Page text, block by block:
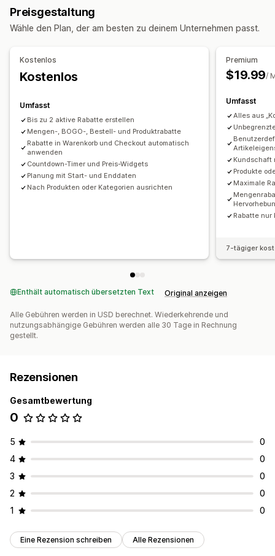
Mengenrabatte
Mengenstaffelungen
Prozentuale Rabatte
Massenrabatte Warenkorbrabatte
Upselling-Rabatte
Individuelle Rabatte
Rabatte verwalten
Editor-Tool Import und Export
Trigger und Regeln Rabattstapelung Automatisierungen
E-Mail-Erfassungsliste
Targeting Tagging
Analysen
APIs und Webhooks
Preisgestaltung
Wähle den Plan, der am besten zu deinem Unternehmen passt.
Kostenlos
Kostenlos
Umfasst
Bis zu 2 aktive Rabatte erstellen
Mengen-, BOGO-, Bestell- und Produktrabatte
Rabatte in Warenkorb und Checkout automatisch
anwenden
Countdown-Timer und Preis-Widgets
Planung mit Start- und Enddaten
Nach Produkten oder Kategorien ausrichten
Premium
$19.99/
Umfasst
Alles aus
Kundschaft
Produkte
Maximale
Rabatte
7-tägiger
Enthält automatisch übersetzten Text Original anzeigen
Alle Gebühren werden in USD berechnet. Wiederkehrende und
nutzungsabhängige Gebühren werden alle 30 Tage in Rechnung
gestellt.
Rezensionen
Gesamtbewertung
0
5
0
4
0
3
0
2
0
1
0
Eine Rezension schreiben Alle Rezensionen